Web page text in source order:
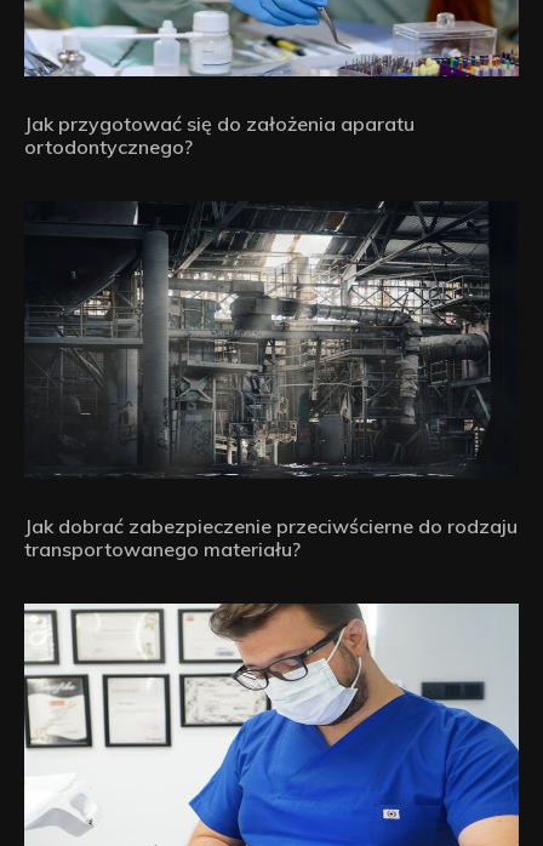
Jak przygotować się do założenia aparatu
ortodontycznego?
Jak dobrać zabezpieczenie przeciwścierne do rodzaju
transportowanego materiału?